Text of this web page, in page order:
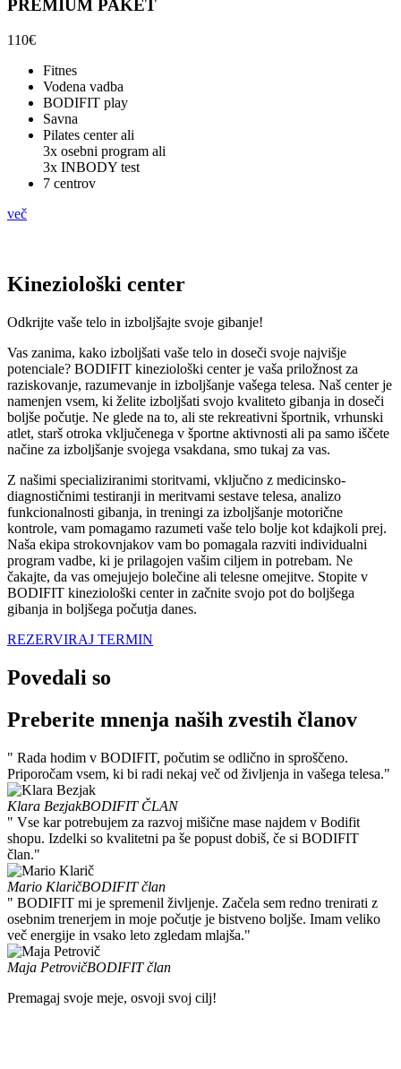
PREMIUM PAKET
110€
Fitnes
Vodena vadba
BODIFIT play
Savna
Pilates center ali
3x osebni program ali
3x INBODY test
7 centrov
več
Kineziološki center
Odkrijte vaše telo in izboljšajte svoje gibanje!
Vas zanima, kako izboljšati vaše telo in doseči svoje najvišje
potenciale? BODIFIT kineziološki center je vaša priložnost za
raziskovanje, razumevanje in izboljšanje vašega telesa. Naš center je
namenjen vsem, ki želite izboljšati svojo kvaliteto gibanja in doseči
boljše počutje. Ne glede na to, ali ste rekreativni športnik, vrhunski
atlet, starš otroka vključenega v športne aktivnosti ali pa samo iščete
načine za izboljšanje svojega vsakdana, smo tukaj za vas.
Z našimi specializiranimi storitvami, vključno z medicinsko-
diagnostičnimi testiranji in meritvami sestave telesa, analizo
funkcionalnosti gibanja, in treningi za izboljšanje motorične
kontrole, vam pomagamo razumeti vaše telo bolje kot kdajkoli prej.
Naša ekipa strokovnjakov vam bo pomagala razviti individualni
program vadbe, ki je prilagojen vašim ciljem in potrebam. Ne
čakajte, da vas omejujejo bolečine ali telesne omejitve. Stopite v
BODIFIT kineziološki center in začnite svojo pot do boljšega
gibanja in boljšega počutja danes.
REZERVIRAJ TERMIN
Povedali so
Preberite mnenja naših zvestih članov
" Rada hodim v BODIFIT, počutim se odlično in sproščeno.
Priporočam vsem, ki bi radi nekaj več od življenja in vašega telesa."
Klara BezjakBODIFIT ČLAN
" Vse kar potrebujem za razvoj mišične mase najdem v Bodifit
shopu. Izdelki so kvalitetni pa še popust dobiš, če si BODIFIT
član."
Mario KlaričBODIFIT član
" BODIFIT mi je spremenil življenje. Začela sem redno trenirati z
osebnim trenerjem in moje počutje je bistveno boljše. Imam veliko
več energije in vsako leto zgledam mlajša."
Maja PetrovičBODIFIT član
Premagaj svoje meje, osvoji svoj cilj!